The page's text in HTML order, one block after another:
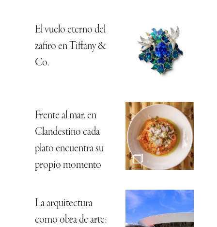
El vuelo eterno del
zafiro en Tiffany &
Co.
Frente al mar, en
Clandestino cada
plato encuentra su
propio momento
La arquitectura
como obra de arte: